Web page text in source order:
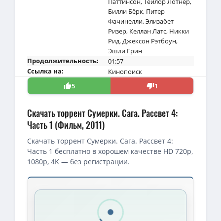
Билли Бёрк, Питер
Фачинелли,Элизабет
Ризер, Келлан Латс, Никки
Рид,Джексон Рэтбоун,
Эшли Грин
Продолжительность:
01:57
Ссылка на:
Кинопоиск
5
1
Скачать торрент Сумерки. Сага. Рассвет 4:
Часть 1 (Фильм, 2011)
Скачать торрент Сумерки. Сага. Рассвет 4:
Часть 1 бесплатно в хорошем качестве HD 720p,
1080p, 4K — без регистрации.
Скачать торрент — Сумерки. Сага. Рассвет 4: Часть 1 / The
1080p — Сумерки. Сага. Рассвет - Часть 1 / The Twilight Saga:
4K — Сумерки. Сага. Рассвет: Часть 1 / The Twilight Saga: